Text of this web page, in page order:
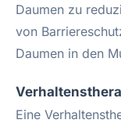
Daumen zu
von
Daumen in den
Eine